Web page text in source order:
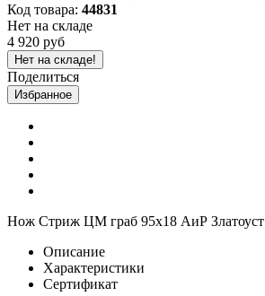
Код товара: 44831
Нет на складе
4 920 руб
Нет на складе!
Поделиться
Избранное
Нож Стриж ЦМ граб 95х18 АиР Златоуст
Описание
Характеристики
Сертификат